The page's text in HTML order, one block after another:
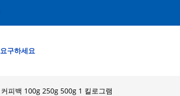
구하세요
피백 100g 250g 500g 1 킬로그램